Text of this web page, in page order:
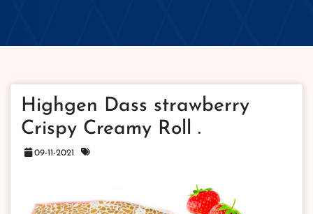
Highgen Dass strawberry
Crispy Creamy Roll .
09-11-2021